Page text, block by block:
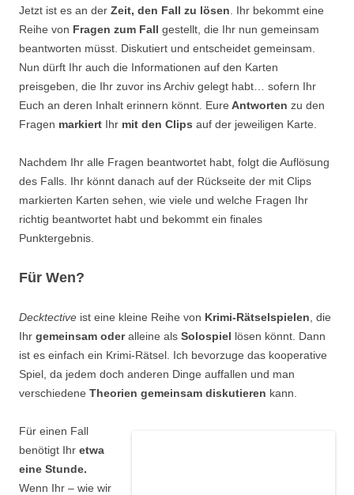
Jetzt ist es an der Zeit, den Fall zu lösen . Ihr bekommt eine
Reihe von Fragen zum Fall gestellt, die Ihr nun gemeinsam
beantworten müsst. Diskutiert und entscheidet gemeinsam.
Nun dürft Ihr auch die Informationen auf den Karten
preisgeben, die Ihr zuvor ins Archiv gelegt habt… sofern Ihr
Euch an deren Inhalt erinnern könnt. Eure Antworten zu den
Fragen markiert Ihr mit den Clips auf der jeweiligen Karte.
Nachdem Ihr alle Fragen beantwortet habt, folgt die Auflösung
des Falls. Ihr könnt danach auf der Rückseite der mit Clips
markierten Karten sehen, wie viele und welche Fragen Ihr
richtig beantwortet habt und bekommt ein finales
Punktergebnis.
Für Wen?
Decktective ist eine kleine Reihe von Krimi-Rätselspielen , die
Ihr gemeinsam oderalleine als Solospiel lösen könnt. Dann
ist es einfach ein Krimi-Rätsel. Ich bevorzuge das kooperative
Spiel, da jedem doch anderen Dinge auffallen und man
verschiedene Theorien gemeinsam diskutieren kann.
Für einen Fall
benötigt Ihr etwa
eine Stunde.
Wenn Ihr – wie wir